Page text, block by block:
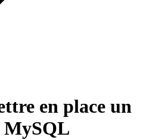
en place un
MySQL